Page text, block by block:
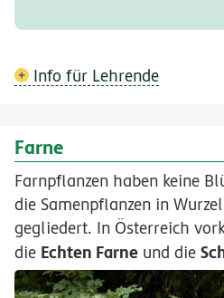
Info für Lehrende
Farne
Farnpflanzen haben keine
die Samenpflanzen in
gegliedert. In Österreich
die Echten Farne und die